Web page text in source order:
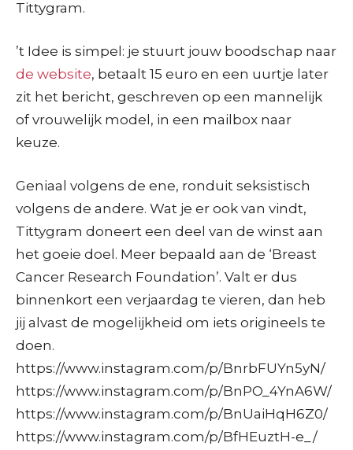
Tittygram.
’t Idee is simpel: je stuurt jouw boodschap naar
de website, betaalt 15 euro en een uurtje later
zit het bericht, geschreven op een mannelijk
of vrouwelijk model, in een mailbox naar
keuze.
Geniaal volgens de ene, ronduit seksistisch
volgens de andere. Wat je er ook van vindt,
Tittygram doneert een deel van de winst aan
het goeie doel. Meer bepaald aan de ‘Breast
Cancer Research Foundation’. Valt er dus
binnenkort een verjaardag te vieren, dan heb
jij alvast de mogelijkheid om iets origineels te
doen.
https://www.instagram.com/p/BnrbFUYn5yN/
https://www.instagram.com/p/BnPO_4YnA6W/
https://www.instagram.com/p/BnUaiHqH6Z0/
https://www.instagram.com/p/BfHEuztH-e_/